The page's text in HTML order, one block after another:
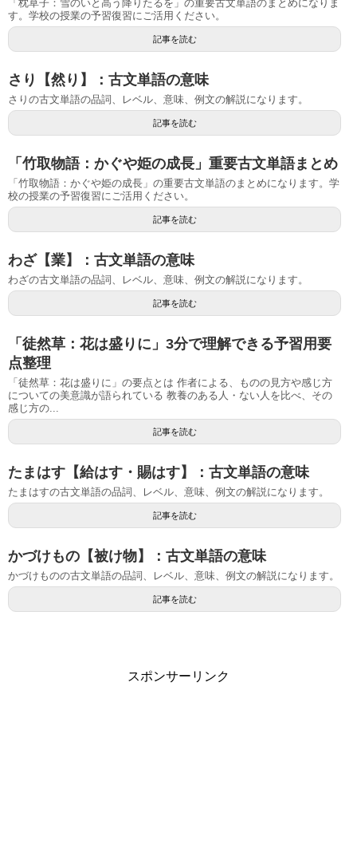
「枕草子：雪のいと高う降りたるを」の重要古文単語のまとめになりま
す。学校の授業の予習復習にご活用ください。
記事を読む
さり【然り】：古文単語の意味
さりの古文単語の品詞、レベル、意味、例文の解説になります。
記事を読む
「竹取物語：かぐや姫の成長」重要古文単語まとめ
「竹取物語：かぐや姫の成長」の重要古文単語のまとめになります。学
校の授業の予習復習にご活用ください。
記事を読む
わざ【業】：古文単語の意味
わざの古文単語の品詞、レベル、意味、例文の解説になります。
記事を読む
「徒然草：花は盛りに」3分で理解できる予習用要
点整理
「徒然草：花は盛りに」の要点とは 作者による、ものの見方や感じ方
についての美意識が語られている 教養のある人・ない人を比べ、その
感じ方の...
記事を読む
たまはす【給はす・賜はす】：古文単語の意味
たまはすの古文単語の品詞、レベル、意味、例文の解説になります。
記事を読む
かづけもの【被け物】：古文単語の意味
かづけものの古文単語の品詞、レベル、意味、例文の解説になります。
記事を読む
スポンサーリンク